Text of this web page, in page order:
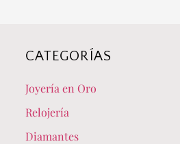
CATEGORÍAS
Joyería en Oro
Relojería
Diamantes